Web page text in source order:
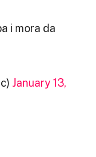
i mora da
January 13,